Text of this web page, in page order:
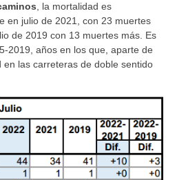
, la mortalidad es
en julio de 2021, con 23 muertes
de 2019 con 13 muertes más. Es
2019, años en los que, aparte de
las carreteras de doble sentido